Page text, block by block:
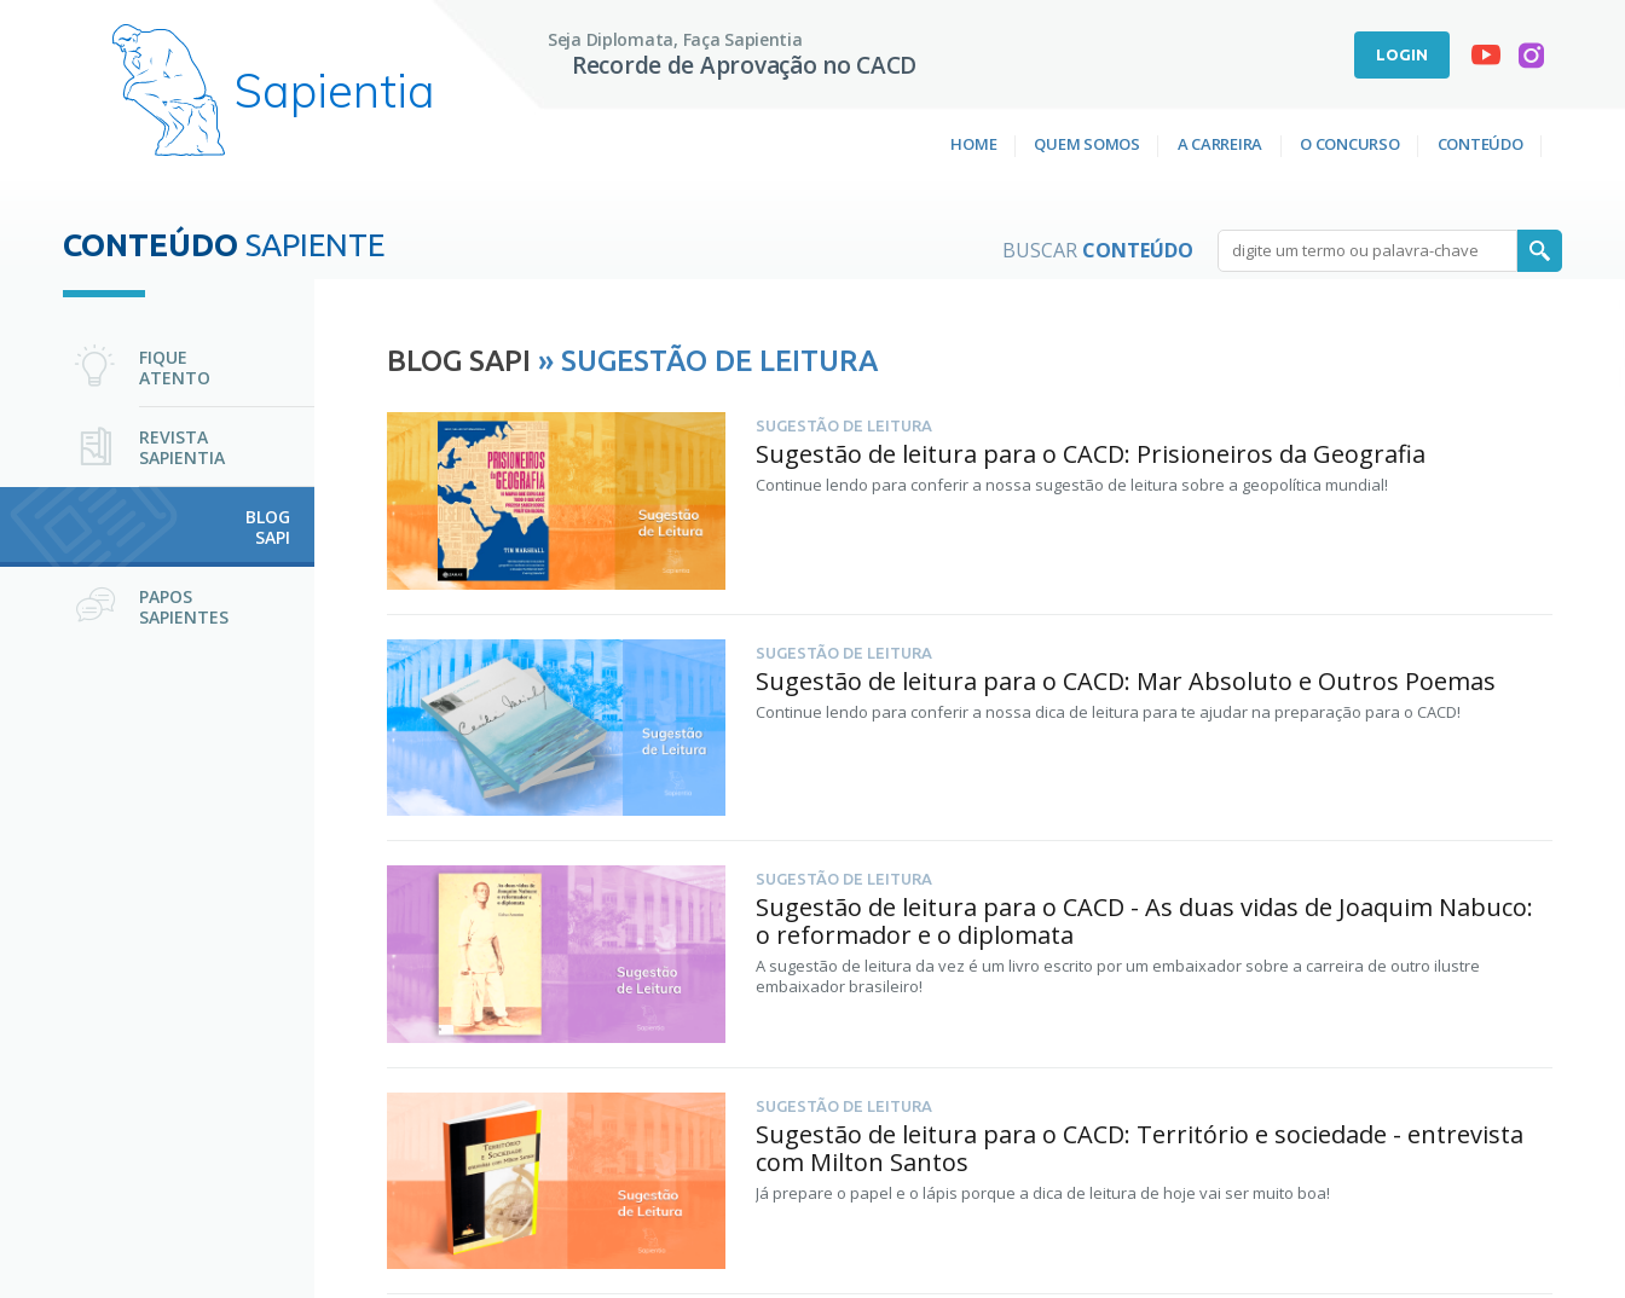
Sapientia
Seja Diplomata, Faça Sapientia
Recorde de Aprovação no CACD LOGIN
HOME QUEM SOMOS A CARREIRA O CONCURSO CONTEÚDO
CONTEÚDO SAPIENTE BUSCAR CONTEÚDO
FIQUE
ATENTO
REVISTA
SAPIENTIA
BLOG
SAPI
PAPOS
SAPIENTES
BLOG SAPI » SUGESTÃO DE LEITURA
SUGESTÃO DE LEITURA
Sugestão de leitura para o CACD: Prisioneiros da Geografia
Continue lendo para conferir a nossa sugestão de leitura sobre a geopolítica mundial!
SUGESTÃO DE LEITURA
Sugestão de leitura para o CACD: Mar Absoluto e Outros Poemas
Continue lendo para conferir a nossa dica de leitura para te ajudar na preparação para o CACD!
SUGESTÃO DE LEITURA
Sugestão de leitura para o CACD - As duas vidas de Joaquim Nabuco:
o reformador e o diplomata
A sugestão de leitura da vez é um livro escrito por um embaixador sobre a carreira de outro ilustre
embaixador brasileiro!
SUGESTÃO DE LEITURA
Sugestão de leitura para o CACD: Território e sociedade - entrevista
com Milton Santos
Já prepare o papel e o lápis porque a dica de leitura de hoje vai ser muito boa!